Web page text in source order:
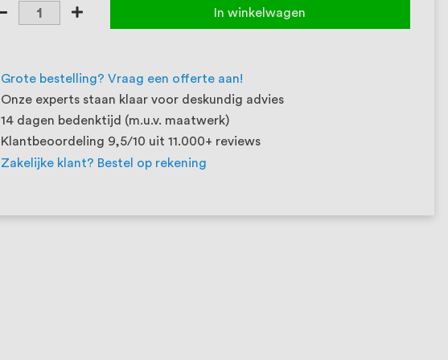
In winkelwagen
Grote bestelling? Vraag een offerte aan!
Onze experts staan klaar voor deskundig advies
14 dagen bedenktijd (m.u.v. maatwerk)
Klantbeoordeling 9,5/10 uit 11.000+ reviews
Zakelijke klant? Bestel op rekening